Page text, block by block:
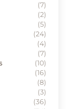
(7)
(2)
(5)
(24)
(4)
(7)
(10)
(16)
(8)
(3)
(36)